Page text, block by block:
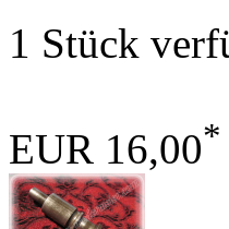
1 Stück
EUR 16,00*